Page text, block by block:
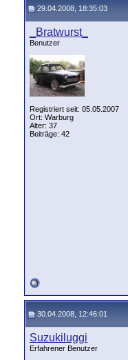
29.04.2008, 18:35:03
_Bratwurst_
Benutzer
Registriert seit: 05.05.2007
Ort: Warburg
Alter: 37
Beiträge: 42
30.04.2008, 12:46:01
Suzukiluggi
Erfahrener Benutzer